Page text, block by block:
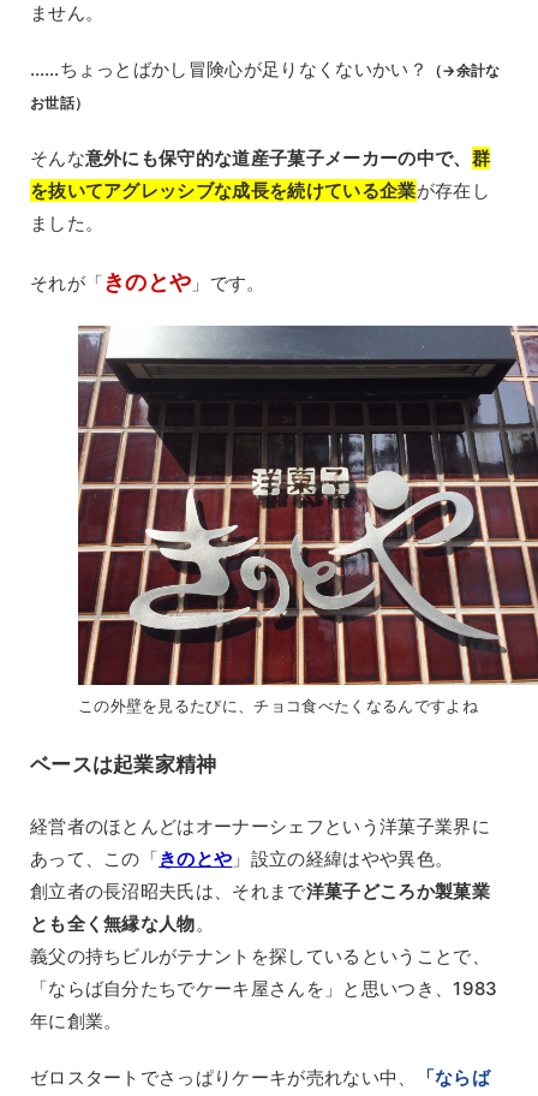
ません。
……ちょっとばかし冒険心が足りなくないかい？
（→余計な
お世話）
そんな意外にも保守的な道産子菓子メーカーの中で、 群
を抜いてアグレッシブな成長を続けている企業が存在し
ました。
それが「きのとや 」です。
この外壁を見るたびに、チョコ食べたくなるんですよね
ベースは起業家精神
経営者のほとんどはオーナーシェフという洋菓子業界に
あって、この「きのとや 」設立の経緯はやや異色。
創立者の長沼昭夫氏は、それまで洋菓子どころか製菓業
とも全く無縁な人物。
義父の持ちビルがテナントを探しているということで、
「ならば自分たちでケーキ屋さんを」と思いつき、1983
年に創業。
ゼロスタートでさっぱりケーキが売れない中、
「ならば